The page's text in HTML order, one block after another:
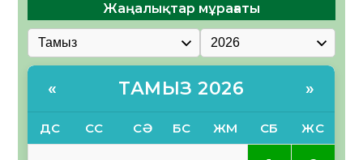
Жаңалықтар мұрағаты
« ТАМЫЗ 2026 »
ДС СС СӘ БС ЖМ СБ ЖС